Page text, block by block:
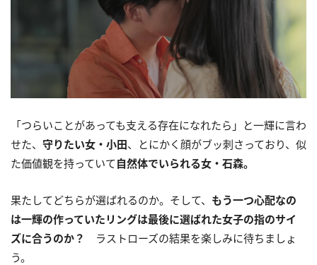
「つらいことがあっても支える存在になれたら」と一輝に言わ
せた、 守りたい女・小田、とにかく顔がブッ刺さっており、似
た価値観を持っていて自然体でいられる女・石森。
果たしてどちらが選ばれるのか。そして、 もう一つ心配なの
は一輝の作っていたリングは最後に選ばれた女子の指のサイ
ズに合うのか？
ラストローズの結果を楽しみに待ちましょ
う。